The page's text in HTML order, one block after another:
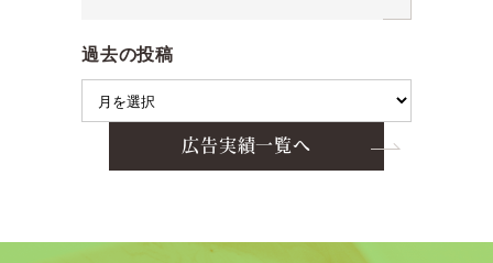
過去の投稿
広告実績一覧へ